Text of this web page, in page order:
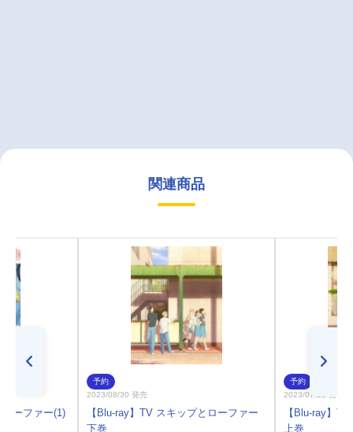
関連商品
ーファー(1)
予約
2023/08/30 発売
【Blu-ray】TV スキップとローファー
下巻
予約
2023/07/26 発売
【Blu-ray】
上巻